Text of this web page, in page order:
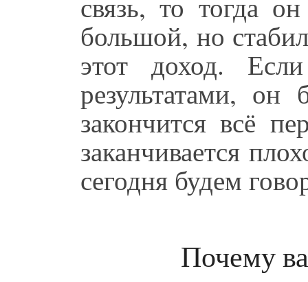
большой, но
этот доход.
результатами,
закончится всё
заканчивается
сегодня будем
Почему